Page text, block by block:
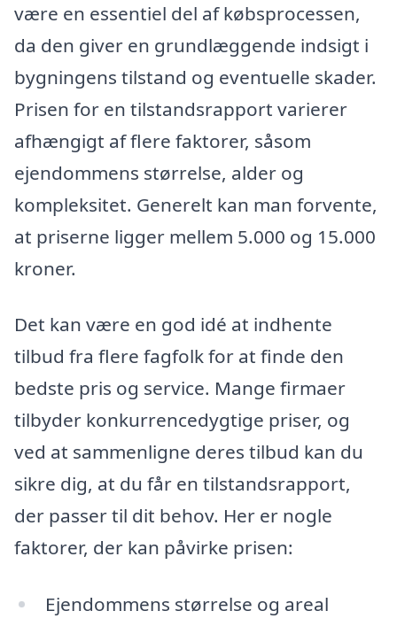
være en essentiel del af købsprocessen,
da den giver en grundlæggende indsigt i
bygningens tilstand og eventuelle skader.
Prisen for en tilstandsrapport varierer
afhængigt af flere faktorer, såsom
ejendommens størrelse, alder og
kompleksitet. Generelt kan man forvente,
at priserne ligger mellem 5.000 og 15.000
kroner.
Det kan være en god idé at indhente
tilbud fra flere fagfolk for at finde den
bedste pris og service. Mange firmaer
tilbyder konkurrencedygtige priser, og
ved at sammenligne deres tilbud kan du
sikre dig, at du får en tilstandsrapport,
der passer til dit behov. Her er nogle
faktorer, der kan påvirke prisen:
Ejendommens størrelse og areal